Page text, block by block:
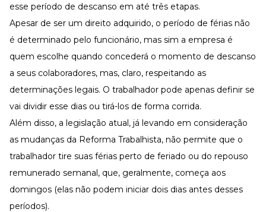
esse período de descanso em até três etapas.
Apesar de ser um direito adquirido, o período de férias não
é determinado pelo funcionário, mas sim a empresa é
quem escolhe quando concederá o momento de descanso
a seus colaboradores, mas, claro, respeitando as
determinações legais. O trabalhador pode apenas definir se
vai dividir esse dias ou tirá-los de forma corrida.
Além disso, a legislação atual, já levando em consideração
as mudanças da Reforma Trabalhista, não permite que o
trabalhador tire suas férias perto de feriado ou do repouso
remunerado semanal, que, geralmente, começa aos
domingos (elas não podem iniciar dois dias antes desses
períodos).